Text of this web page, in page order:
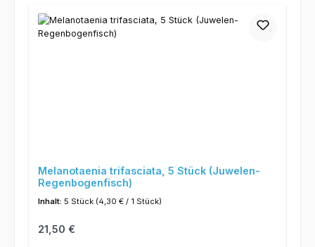
Melanotaenia trifasciata, 5 Stück (Juwelen-
Regenbogenfisch)
Inhalt: 5 Stück (4,30 € / 1 Stück)
Regulärer Preis:
21,50 €